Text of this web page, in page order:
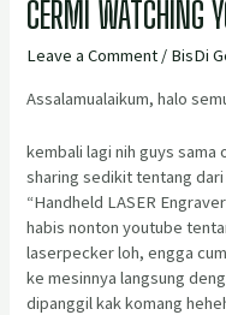
CERMI WATCHING
Leave a Comment / BisDi
Assalamualaikum, halo
kembali lagi nih guys sama
sharing sedikit tentang
“Handheld LASER
habis nonton youtube
laserpecker loh, engga
ke mesinnya langsung
dipanggil kak komang